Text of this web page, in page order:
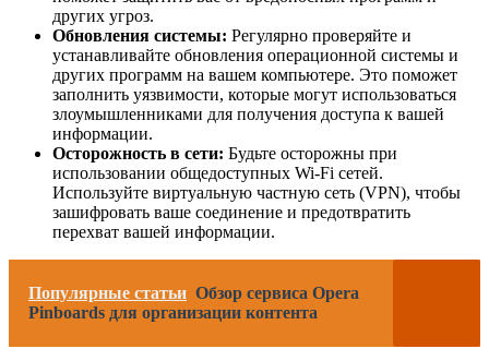
других угроз.
Обновления системы: Регулярно проверяйте и
устанавливайте обновления операционной системы и
других программ на вашем компьютере. Это поможет
заполнить уязвимости, которые могут использоваться
злоумышленниками для получения доступа к вашей
информации.
Осторожность в сети: Будьте осторожны при
использовании общедоступных Wi-Fi сетей.
Используйте виртуальную частную сеть (VPN), чтобы
зашифровать ваше соединение и предотвратить
перехват вашей информации.
Популярные статьи Обзор сервиса Opera
Pinboards для организации контента